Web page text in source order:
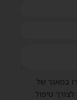
במאגר של
טיפול